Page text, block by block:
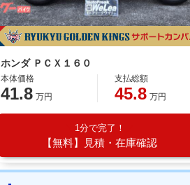
ホンダ ＰＣＸ１６０
本体価格
41.8 万円
支払総額
45.8 万円
1分で完了！
【無料】見積・在庫確認